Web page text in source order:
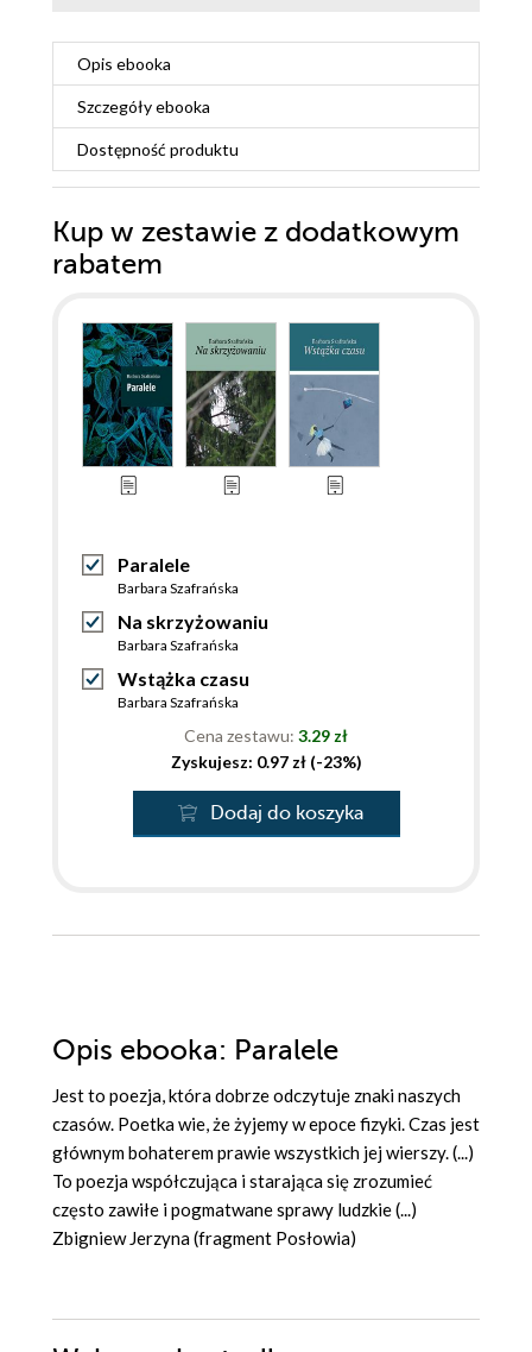
Opis ebooka
Szczegółyebooka
Dostępność produktu
Kup w zestawie z dodatkowym
rabatem
Paralele
Barbara Szafrańska
Na skrzyżowaniu
Barbara Szafrańska
Wstążka czasu
Barbara Szafrańska
Cena zestawu: 3.29 zł
Zyskujesz: 0.97 zł (-23%)
Dodaj do koszyka
Opis ebooka: Paralele
Jest to poezja, która dobrze odczytuje znaki naszych
czasów. Poetka wie, że żyjemy w epoce fizyki. Czas jest
głównym bohaterem prawie wszystkich jej wierszy. (...)
To poezja współczująca i starająca się zrozumieć
często zawiłe i pogmatwane sprawy ludzkie (...)
Zbigniew Jerzyna (fragment Posłowia)